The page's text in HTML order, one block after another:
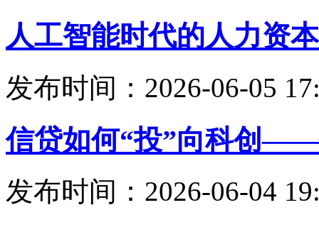
人工智能时代的人力资
发布时间：2026-06-05
信贷如何“投”向科创
发布时间：2026-06-04